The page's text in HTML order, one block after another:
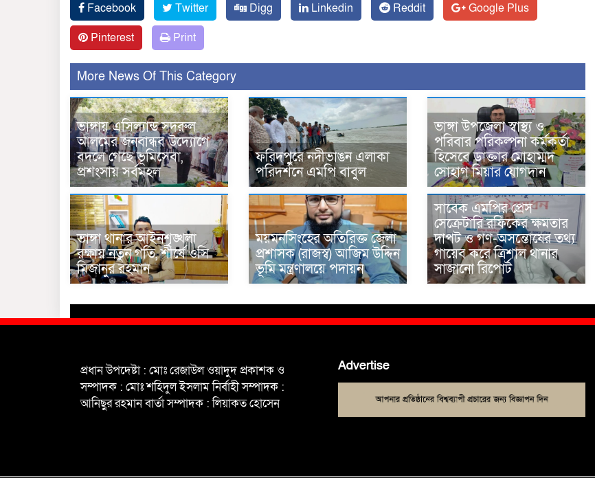
Facebook Twitter Digg Linkedin Reddit
Google Plus
Pinterest
Print
More News Of This Category
ভাঙ্গায় এসিল্যান্ড সদরুল
আলমের জনবান্ধব উদ্যোগে
বদলে গেছে ভূমিসেবা,
প্রশংসায় সর্বমহল
ফরিদপুরে নদীভাঙন এলাকা
পরিদর্শনে এমপি বাবুল
ভাঙ্গা উপজেলা স্বাস্থ্য ও
পরিবার পরিকল্পনা কর্মকর্তা
হিসেবে ডাক্তার মোহাম্মদ
সোহাগ মিয়ার যোগদান
ভাঙ্গা থানার আইনশৃঙ্খলা
রক্ষায় নতুন গতি, শীর্ষে ওসি
মিজানুর রহমান
ময়মনসিংহের অতিরিক্ত জেলা
প্রশাসক (রাজস্ব) আজিম উদ্দিন
ভূমি মন্ত্রণালয়ে পদায়ন
সাবেক এমপির প্রেস
সেক্রেটারি রফিকের ক্ষমতার
দাপট ও গণ-অসন্তোষের তথ্য
গায়েব করে ত্রিশাল থানার
সাজানো রিপোর্ট
প্রধান উপদেষ্টা : মোঃ রেজাউল ওয়াদুদ প্রকাশক ও
সম্পাদক : মোঃ শহিদুল ইসলাম নির্বাহী সম্পাদক :
আনিছুর রহমান বার্তা সম্পাদক : লিয়াকত হোসেন
Advertise